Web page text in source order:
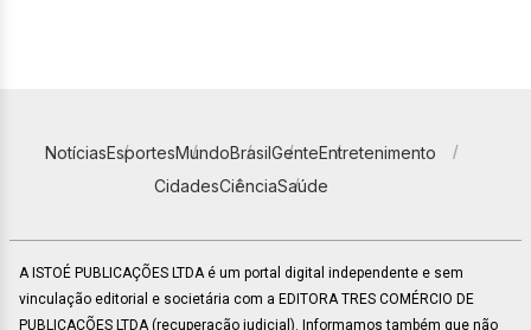
NotíciasEsportesMundoBrasilGenteEntretenimento
CidadesCiênciaSaúde
A ISTOÉ PUBLICAÇÕES LTDA é um portal digital independente e sem
vinculação editorial e societária com a EDITORA TRES COMÉRCIO DE
PUBLICACÕES LTDA (recuperação judicial). Informamos também que não